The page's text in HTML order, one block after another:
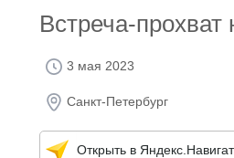
Встреча-
3 мая 2023
Санкт-Петербург
Открыть в